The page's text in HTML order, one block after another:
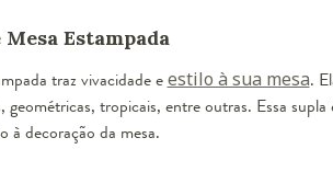
Mesa Estampada
traz vivacidade eestilo à sua mesa.
geométricas, tropicais, entre outras. Essa
à decoração da mesa.